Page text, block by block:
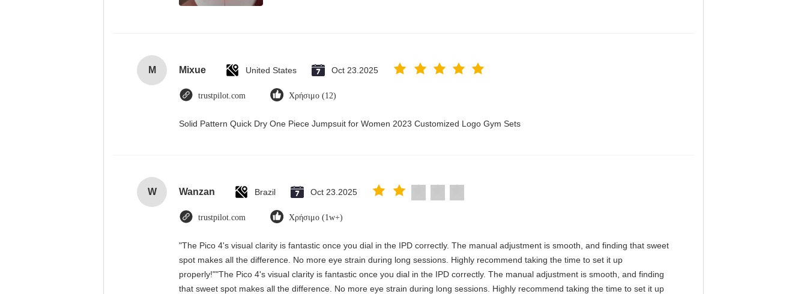
M Mixue United States Oct 23.2025
trustpilot.com Χρήσιμο (12)
Solid Pattern Quick Dry One Piece Jumpsuit for Women 2023 Customized Logo Gym Sets
W Wanzan Brazil Oct 23.2025
trustpilot.com Χρήσιμο (1w+)
"The Pico 4's visual clarity is fantastic once you dial in the IPD correctly. The manual adjustment is smooth, and finding that sweet
spot makes all the difference. No more eye strain during long sessions. Highly recommend taking the time to set it up
properly!""The Pico 4's visual clarity is fantastic once you dial in the IPD correctly. The manual adjustment is smooth, and finding
that sweet spot makes all the difference. No more eye strain during long sessions. Highly recommend taking the time to set it up